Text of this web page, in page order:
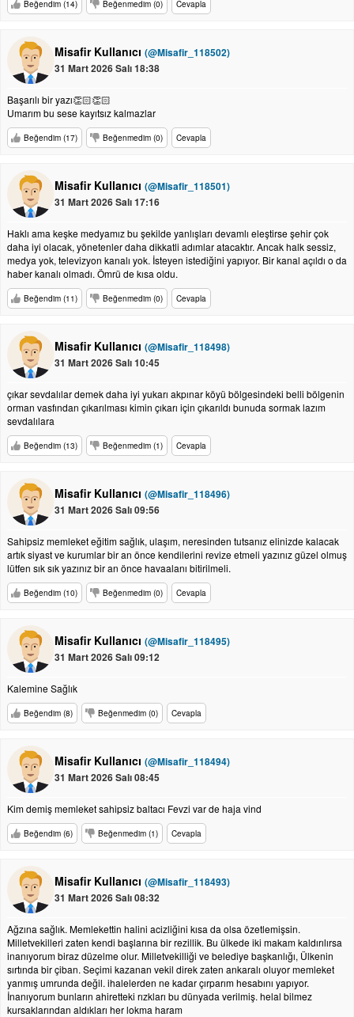
Beğendim (14) Beğenmedim (0) Cevapla
Misafir Kullanıcı (@Misafir_118502)
31 Mart 2026 Salı 18:38
Başarılı bir yazı👏🏻👏🏻
Umarım bu sese kayıtsız kalmazlar
Beğendim (17) Beğenmedim (0) Cevapla
Misafir Kullanıcı (@Misafir_118501)
31 Mart 2026 Salı 17:16
Haklı ama keşke medyamız bu şekilde yanlışları devamlı eleştirse şehir çok
daha iyi olacak, yönetenler daha dikkatli adımlar atacaktır. Ancak halk sessiz,
medya yok, televizyon kanalı yok. İsteyen istediğini yapıyor. Bir kanal açıldı o da
haber kanalı olmadı. Ömrü de kısa oldu.
Beğendim (11) Beğenmedim (0) Cevapla
Misafir Kullanıcı (@Misafir_118498)
31 Mart 2026 Salı 10:45
çıkar sevdalılar demek daha iyi yukarı akpınar köyü bölgesindeki belli bölgenin
orman vasfından çıkarılması kimin çıkarı için çıkarıldı bunuda sormak lazım
sevdalılara
Beğendim (13) Beğenmedim (1) Cevapla
Misafir Kullanıcı (@Misafir_118496)
31 Mart 2026 Salı 09:56
Sahipsiz memleket eğitim sağlık, ulaşım, neresinden tutsanız elinizde kalacak
artık siyast ve kurumlar bir an önce kendilerini revize etmeli yazınız güzel olmuş
lütfen sık sık yazınız bir an önce havaalanı bitirilmeli.
Beğendim (10) Beğenmedim (0) Cevapla
Misafir Kullanıcı (@Misafir_118495)
31 Mart 2026 Salı 09:12
Kalemine Sağlık
Beğendim (8) Beğenmedim (0) Cevapla
Misafir Kullanıcı (@Misafir_118494)
31 Mart 2026 Salı 08:45
Kim demiş memleket sahipsiz baltacı Fevzi var de haja vind
Beğendim (6) Beğenmedim (1) Cevapla
Misafir Kullanıcı (@Misafir_118493)
31 Mart 2026 Salı 08:32
Ağzına sağlık. Memlekettin halini acizliğini kısa da olsa özetlemişsin.
Milletvekilleri zaten kendi başlarına bir rezillik. Bu ülkede iki makam kaldırılırsa
inanıyorum biraz düzelme olur. Milletvekilliği ve belediye başkanlığı, Ülkenin
sırtında bir çiban. Seçimi kazanan vekil direk zaten ankaralı oluyor memleket
yanmış umrunda değil. ihalelerden ne kadar çırparım hesabını yapıyor.
İnanıyorum bunların ahiretteki rızkları bu dünyada verilmiş. helal bilmez
kursaklarından aldıkları her lokma haram